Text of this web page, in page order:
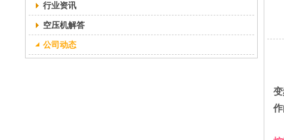
行业资讯
空压机解答
公司动态
作